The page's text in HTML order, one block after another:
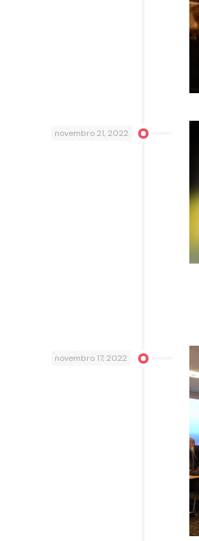
novembro 21, 2022
novembro 17, 2022